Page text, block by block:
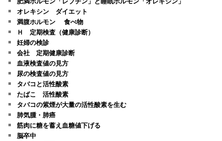
オレキシン ダイエット
満腹ホルモン 食べ物
Ｈ 定期検査（健康診断）
妊婦の検診
会社 定期健康診断
血液検査値の見方
尿の検査値の見方
タバコと活性酸素
たばこ 活性酸素
タバコの紫煙が大量の活性酸素を生む
肺気腫・肺癌
筋肉に糖を蓄え血糖値下げる
脳卒中